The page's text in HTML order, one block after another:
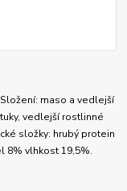
maso a vedlejší
vedlejší rostlinné
složky: hrubý protein
8% vlhkost 19,5%.